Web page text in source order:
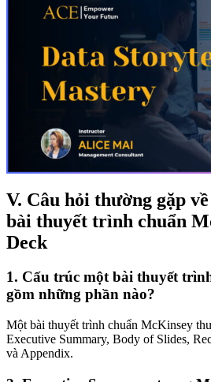
V. Câu hỏi thường gặp
bài thuyết trình chuẩn
Deck
1. Cấu trúc một bài thuyết
gồm những phần nào?
Một bài thuyết trình chuẩn McKinsey
Executive Summary, Body of Slides,
và Appendix.